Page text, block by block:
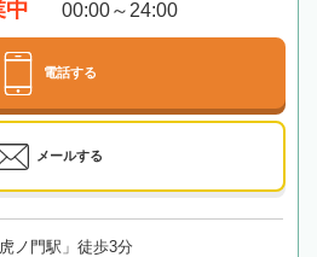
中 00:00～24:00
電話する
メールする
ノ門駅」徒歩3分